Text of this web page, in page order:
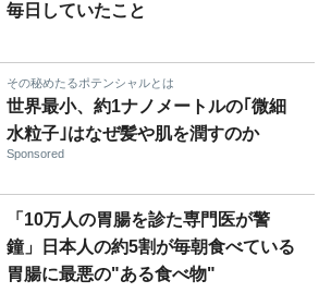
毎日していたこと
その秘めたるポテンシャルとは
世界最小、約1ナノメートルの｢微細
水粒子｣はなぜ髪や肌を潤すのか
Sponsored
「10万人の胃腸を診た専門医が警
鐘」日本人の約5割が毎朝食べている
胃腸に最悪の"ある食べ物"